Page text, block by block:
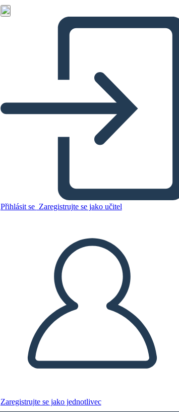
Přihlásit se Zaregistrujte se jako učitel
Zaregistrujte se jako jednotlivec